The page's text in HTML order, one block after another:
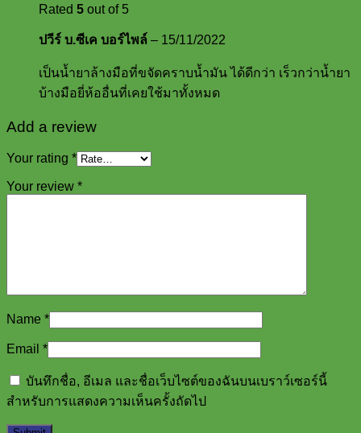
Rated 5 out of 5
ปวีร์ บ.ซีเค บอร์ไพล์ – 15/11/2022
เป็นน้ำยาล้างมือที่ขจัดคราบน้ำมัน ได้ดีกว่า เร็วกว่าน้ำยา
บ้างมือยี่ห้ออื่นที่เคยใช้มาทั้งหมด
Add a review
Your rating *
Your review *
Name *
Email *
บันทึกชื่อ, อีเมล และชื่อเว็บไซต์ของฉันบนเบราว์เซอร์นี้
สำหรับการแสดงความเห็นครั้งถัดไป